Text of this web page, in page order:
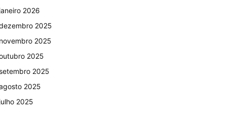
2026
2025
2025
2025
2025
2025
2025